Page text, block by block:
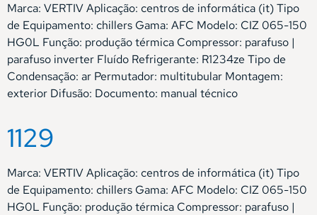
Marca: VERTIV Aplicação: centros de informática (it) Tipo
de Equipamento: chillers Gama: AFC Modelo: CIZ 065-150
HG0L Função: produção térmica Compressor: parafuso |
parafuso inverter Fluído Refrigerante: R1234ze Tipo de
Condensação: ar Permutador: multitubular Montagem:
exterior Difusão: Documento: manual técnico
1129
Marca: VERTIV Aplicação: centros de informática (it) Tipo
de Equipamento: chillers Gama: AFC Modelo: CIZ 065-150
HG0L Função: produção térmica Compressor: parafuso |